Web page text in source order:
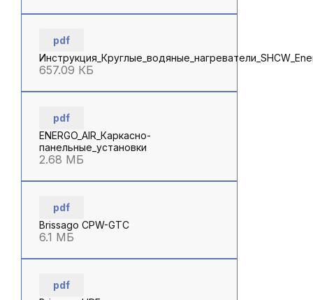
pdf
657.09 КБ
pdf
ENERGO_AIR_Каркасно-
панельные_установки
2.68 МБ
pdf
Brissago CPW-GTC
6.1 МБ
pdf